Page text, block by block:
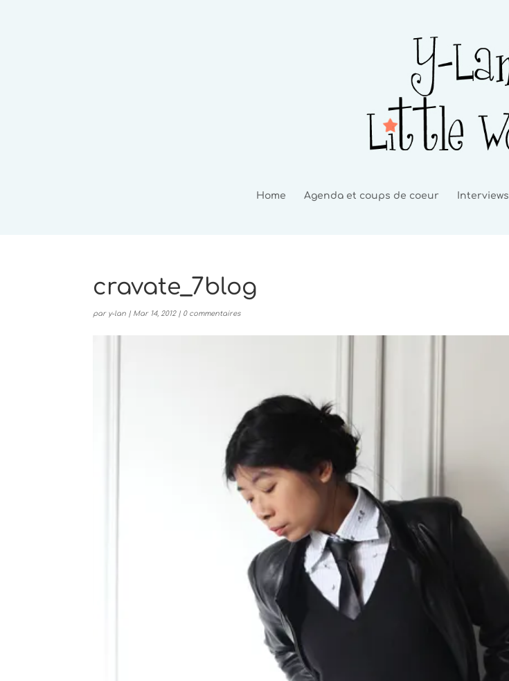
Home Agenda et coups de coeur Interviews
cravate_7blog
par y-lan | Mar 14, 2012| 0 commentaires